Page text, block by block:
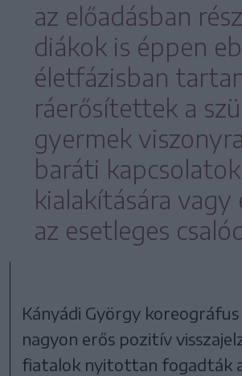
az előadásban
diákok is éppen
életfázisban
ráerősítettek a
gyermek
baráti kapcsolatok
kialakítására vagy
az esetleges
Kányádi György
nagyon erős pozitív
fiatalok nyitottan fogadták